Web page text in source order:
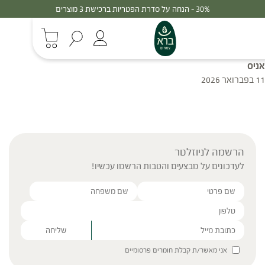
30% - הנחה על סדרת הפטריות ברכישת 3 מוצרים
אניס
11 בפברואר 2026
הרשמה לניוזלטר
לעדכונים על מבצעים והטבות הרשמו עכשיו!
Please leave this field empty.
אני מאשר/ת קבלת חומרים פרסומיים